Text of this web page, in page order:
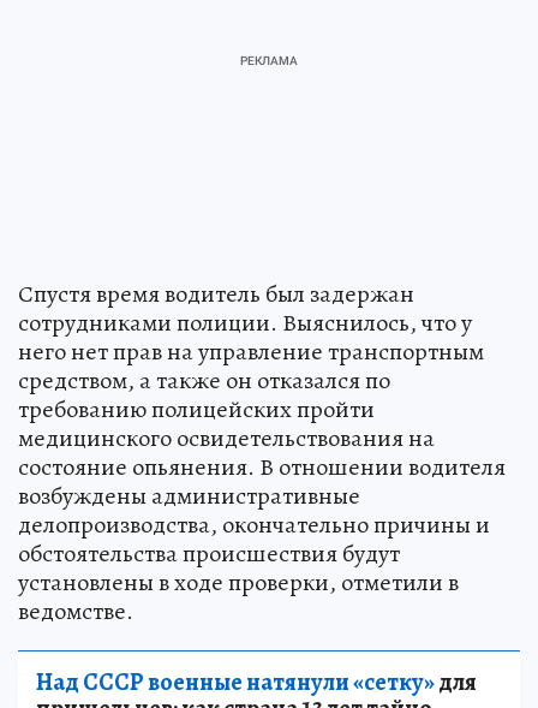
Спустя время водитель был задержан
сотрудниками полиции. Выяснилось, что у
него нет прав на управление транспортным
средством, а также он отказался по
требованию полицейских пройти
медицинского освидетельствования на
состояние опьянения. В отношении водителя
возбуждены административные
делопроизводства, окончательно причины и
обстоятельства происшествия будут
установлены в ходе проверки, отметили в
ведомстве.
Над СССР военные натянули «сетку»для